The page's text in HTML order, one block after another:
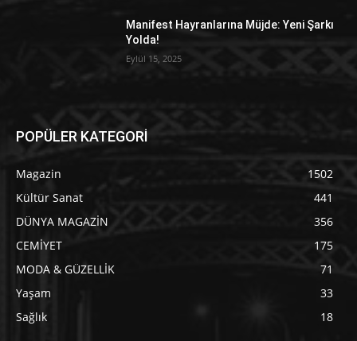
Manifest Hayranlarına Müjde: Yeni Şarkı
Yolda!
Eylül 15, 2025
POPÜLER KATEGORİ
Magazin
1502
Kültür Sanat
441
DÜNYA MAGAZİN
356
CEMİYET
175
MODA & GÜZELLİK
71
Yaşam
33
Sağlık
18